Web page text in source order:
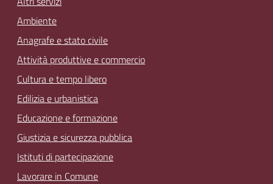
Ambiente
Anagrafe e stato civile
Attività produttive e commercio
Cultura e tempo libero
Edilizia e urbanistica
Educazione e formazione
Giustizia e sicurezza pubblica
Istituti di partecipazione
Lavorare in Comune